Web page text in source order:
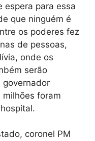
espera para essa
que ninguém é
os poderes fez
de pessoas,
onde os
serão
governador
foram
coronel PM